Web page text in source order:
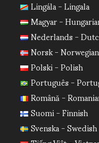
Lingála - Lingala
Magyar -
Nederlands -
Norsk - Norwegian
Polski - Polish
Português -
Română -
Suomi - Finnish
Svenska - Swedish